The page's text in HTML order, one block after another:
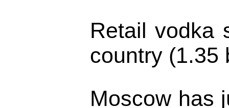
Retail vodka
country (1.35
Moscow has